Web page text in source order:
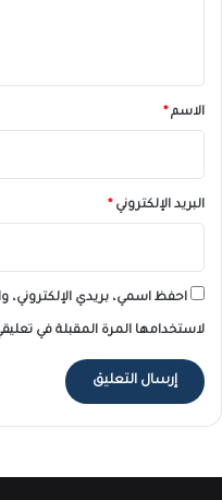
*الاسم*
البريد الإلكتروني*
احفظ اسمي، بريدي الإلكتروني،
لاستخدامها المرة المقبلة في